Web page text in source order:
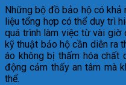
Những bộ đồ bảo hộ có khả
liệu tổng hợp có thể duy trì
quá trình làm việc từ vài giờ
kỹ thuật bảo hộ cần diễn ra
áo không bị thấm hóa chất
động cảm thấy an tâm mà
thể.